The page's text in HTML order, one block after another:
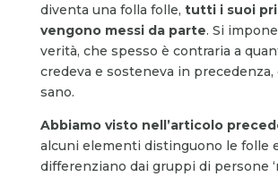
diventa una folla folle, tutti i suoi
vengono messi da parte. Si
verità, che spesso è contraria a
credeva e sosteneva in precedenza,
sano.
Abbiamo visto nell’articolo
alcuni elementi distinguono le folle
differenziano dai gruppi di persone